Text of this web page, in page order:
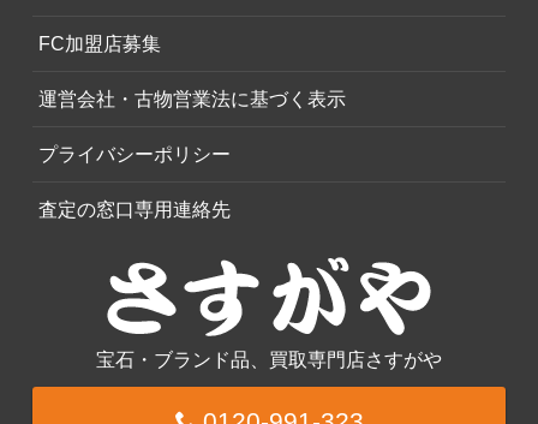
FC加盟店募集
運営会社・古物営業法に基づく表示
プライバシーポリシー
査定の窓口専用連絡先
宝石・ブランド品、買取専門店さすがや